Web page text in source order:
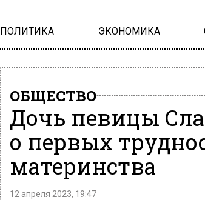
ПОЛИТИКА ЭКОНОМИКА
ОБЩЕСТВО
Дочь певицы
о первых
материнства
12 апреля 2023, 19:47